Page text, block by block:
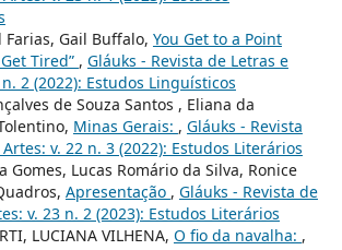
Farias, Gail Buffalo, You Get to a Point
Tired” , Gláuks - Revista de Letras e
2 (2022): Estudos Linguísticos
de Souza Santos , Eliana da
Minas Gerais: , Gláuks - Revista
v. 22 n. 3 (2022): Estudos Literários
Gomes, Lucas Romário da Silva, Ronice
Apresentação , Gláuks - Revista de
v. 23 n. 2 (2023): Estudos Literários
LUCIANA VILHENA, O fio da navalha: ,